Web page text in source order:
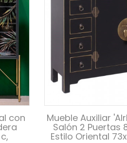
con Mueble Auxiliar
Salón 2 Puertas
Estilo Oriental